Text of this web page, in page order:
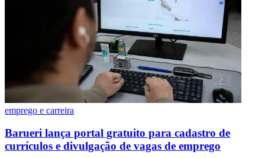
emprego e carreira
Barueri lança portal gratuito para cadastro de
currículos e divulgação de vagas de emprego